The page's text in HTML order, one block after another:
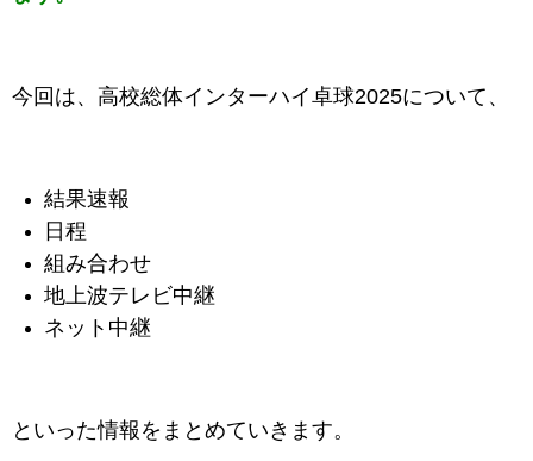
今回は、高校総体インターハイ卓球2025について、
結果速報
日程
組み合わせ
地上波テレビ中継
ネット中継
といった情報をまとめていきます。